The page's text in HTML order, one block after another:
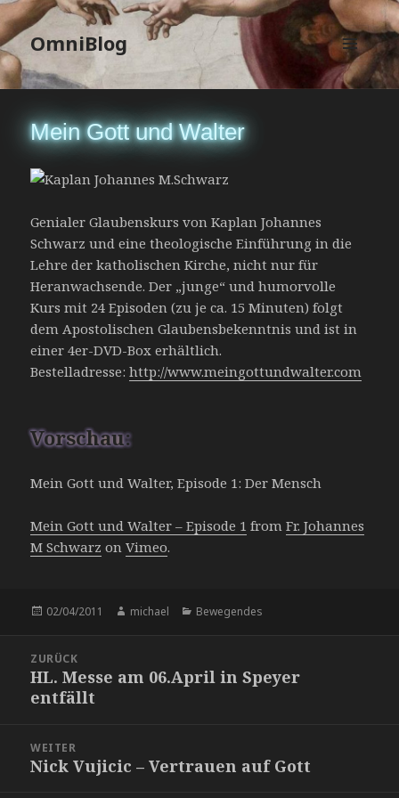
OmniBlog
MENÜ
UND
Mein Gott und Walter
Genialer Glaubenskurs von Kaplan Johannes
Schwarz und eine theologische Einführung in die
Lehre der katholischen Kirche, nicht nur für
Heranwachsende. Der „junge“ und humorvolle
Kurs mit 24 Episoden (zu je ca. 15 Minuten) folgt
dem Apostolischen Glaubensbekenntnis und ist in
einer 4er-DVD-Box erhältlich.
Bestelladresse:http://www.meingottundwalter.com
Vorschau:
Mein Gott und Walter, Episode 1: Der Mensch
Mein Gott und Walter – Episode 1 fromFr. Johannes
M Schwarz onVimeo.
Veröffentlicht
02/04/2011 Autor
michael Kategorien
Bewegendes
ZURÜCK
Vorheriger
Beitrag:
HL. Messe am 06.April in Speyer
entfällt
WEITER
Nächster
Nick Vujicic – Vertrauen auf Gott